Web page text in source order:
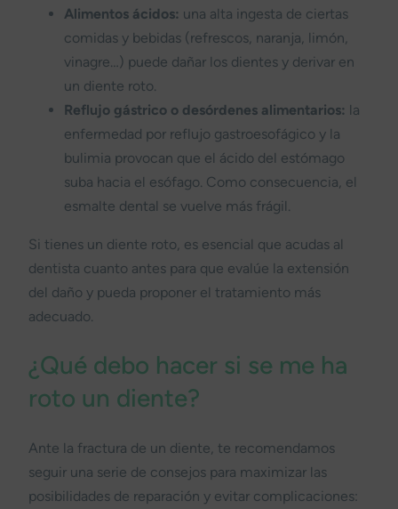
Alimentos ácidos: una alta ingesta de ciertas
comidas y bebidas (refrescos, naranja, limón,
vinagre…) puede dañar los dientes y derivar en
un diente roto.
Reflujo gástrico o desórdenes alimentarios: la
enfermedad por reflujo gastroesofágico y la
bulimia provocan que el ácido del estómago
suba hacia el esófago. Como consecuencia, el
esmalte dental se vuelve más frágil.
Si tienes un diente roto, es esencial que acudas al
dentista cuanto antes para que evalúe la extensión
del daño y pueda proponer el tratamiento más
adecuado.
¿Qué debo hacer si se me ha
roto un diente?
Ante la fractura de un diente, te recomendamos
seguir una serie de consejos para maximizar las
posibilidades de reparación y evitar complicaciones: